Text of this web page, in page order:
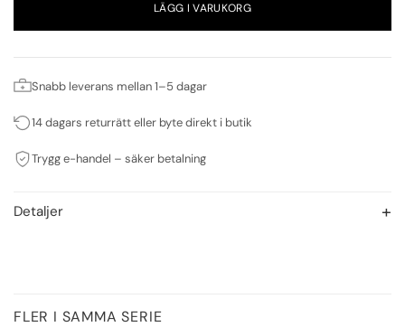
LÄGG I VARUKORG
Snabb leverans mellan 1–5 dagar
14 dagars returrätt eller byte direkt i butik
Trygg e-handel – säker betalning
Detaljer
FLER I SAMMA SERIE